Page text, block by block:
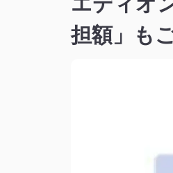
エディオ
担額」も